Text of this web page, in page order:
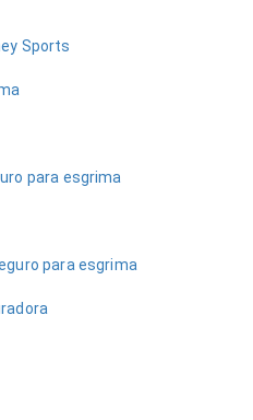
Sports
para esgrima
para esgrima